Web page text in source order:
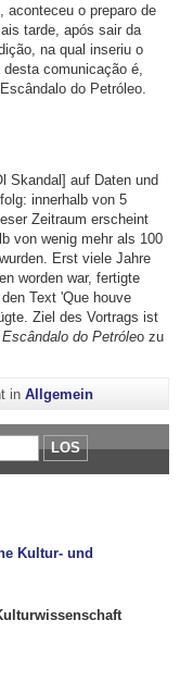
aconteceu o preparo de
tarde, após sair da
na qual inseriu o
comunicação é,
do Petróleo.
Skandal] auf Daten und
innerhalb von 5
Zeitraum erscheint
von wenig mehr als 100
Erst viele Jahre
worden war, fertigte
Text 'Que houve
Ziel des Vortrags ist
do Petróleo zu
in Allgemein
LOS
Kultur- und